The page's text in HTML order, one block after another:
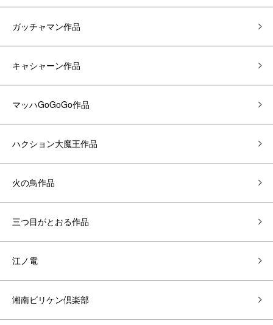
ガッチャマン作品
キャシャーン作品
マッハGoGoGo作品
ハクション大魔王作品
火の鳥作品
三つ目がとおる作品
江ノ電
湘南ビリケン倶楽部